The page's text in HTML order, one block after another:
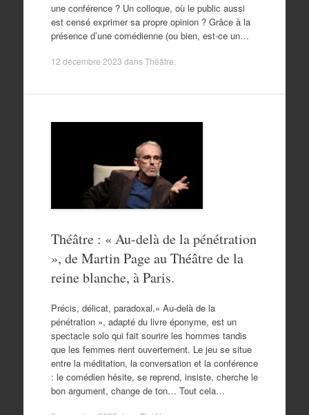
une conférence ? Un colloque, où le public aussi
est censé exprimer sa propre opinion ? Grâce à la
présence d’une comédienne (ou bien, est-ce un…
12 décembre 2023 dansThéâtre
Théâtre : « Au-delà de la pénétration
», de Martin Page au Théâtre de la
reine blanche, à Paris.
Précis, délicat, paradoxal.« Au-delà de la
pénétration », adapté du livre éponyme, est un
spectacle solo qui fait sourire les hommes tandis
que les femmes rient ouvertement. Le jeu se situe
entre la méditation, la conversation et la conférence
: le comédien hésite, se reprend, insiste, cherche le
bon argument, change de ton… Tout cela…